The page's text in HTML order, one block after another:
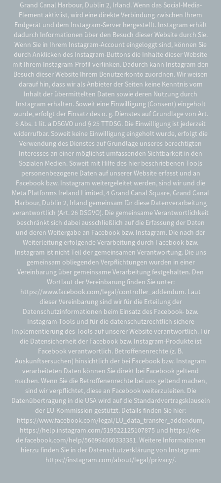
Grand Canal Harbour, Dublin 2, Irland. Wenn das Social-Media-
Element aktiv ist, wird eine direkte Verbindung zwischen Ihrem
Endgerät und dem Instagram-Server hergestellt. Instagram erhält
dadurch Informationen über den Besuch dieser Website durch Sie.
Wenn Sie in Ihrem Instagram-Account eingeloggt sind, können Sie
durch Anklicken des Instagram-Buttons die Inhalte dieser Website
mit Ihrem Instagram-Profil verlinken. Dadurch kann Instagram den
Besuch dieser Website Ihrem Benutzerkonto zuordnen. Wir weisen
darauf hin, dass wir als Anbieter der Seiten keine Kenntnis vom
Inhalt der übermittelten Daten sowie deren Nutzung durch
Instagram erhalten. Soweit eine Einwilligung (Consent) eingeholt
wurde, erfolgt der Einsatz des o. g. Dienstes auf Grundlage von Art.
6 Abs. 1 lit. a DSGVO und § 25 TTDSG. Die Einwilligung ist jederzeit
widerrufbar. Soweit keine Einwilligung eingeholt wurde, erfolgt die
Verwendung des Dienstes auf Grundlage unseres berechtigten
Interesses an einer möglichst umfassenden Sichtbarkeit in den
Sozialen Medien. Soweit mit Hilfe des hier beschriebenen Tools
personenbezogene Daten auf unserer Website erfasst und an
Facebook bzw. Instagram weitergeleitet werden, sind wir und die
Meta Platforms Ireland Limited, 4 Grand Canal Square, Grand Canal
Harbour, Dublin 2, Irland gemeinsam für diese Datenverarbeitung
verantwortlich (Art. 26 DSGVO). Die gemeinsame Verantwortlichkeit
beschränkt sich dabei ausschließlich auf die Erfassung der Daten
und deren Weitergabe an Facebook bzw. Instagram. Die nach der
Weiterleitung erfolgende Verarbeitung durch Facebook bzw.
Instagram ist nicht Teil der gemeinsamen Verantwortung. Die uns
gemeinsam obliegenden Verpflichtungen wurden in einer
Vereinbarung über gemeinsame Verarbeitung festgehalten. Den
Wortlaut der Vereinbarung finden Sie unter:
https://www.facebook.com/legal/controller_addendum. Laut
dieser Vereinbarung sind wir für die Erteilung der
Datenschutzinformationen beim Einsatz des Facebook- bzw.
Instagram-Tools und für die datenschutzrechtlich sichere
Implementierung des Tools auf unserer Website verantwortlich. Für
die Datensicherheit der Facebook bzw. Instagram-Produkte ist
Facebook verantwortlich. Betroffenenrechte (z. B.
Auskunftsersuchen) hinsichtlich der bei Facebook bzw. Instagram
verarbeiteten Daten können Sie direkt bei Facebook geltend
machen. Wenn Sie die Betroffenenrechte bei uns geltend machen,
sind wir verpflichtet, diese an Facebook weiterzuleiten. Die
Datenübertragung in die USA wird auf die Standardvertragsklauseln
der EU-Kommission gestützt. Details finden Sie hier:
https://www.facebook.com/legal/EU_data_transfer_addendum,
https://help.instagram.com/519522125107875 und https://de-
de.facebook.com/help/566994660333381. Weitere Informationen
hierzu finden Sie in der Datenschutzerklärung von Instagram:
https://instagram.com/about/legal/privacy/.